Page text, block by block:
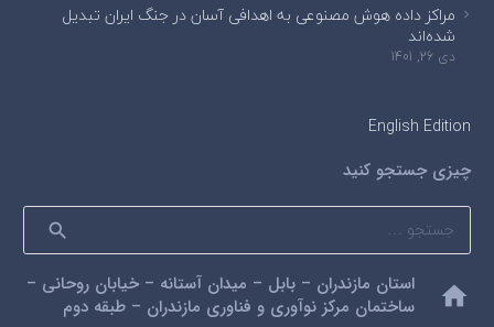
مراکز داده هوش مصنوعی به اهدافی آسان در جنگ ایران تبدیل
شده‌اند
دی 26, 1401
English Edition
چیزی جستجو کنید
جستجو
برای:
home
استان مازندران – بابل – میدان آستانه – خیابان روحانی –
ساختمان مرکز نوآوری و فناوری مازندران – طبقه دوم